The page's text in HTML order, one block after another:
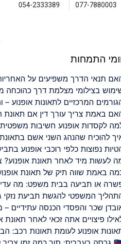
077-7880003
054-2333389
התמחות
תנאי הדרך משפיעים על
בצילומי מצלמת דרך כהוכחה
המרכזיים לתאונות אופנוע
באמת צריך עורך דין אם תאונת
לקסדות אופנוע חשיבות משפטית
להוכיח שהנהג השני אשם בתאונת
נפוצות כלפי רוכבי אופנוע
לעשות מיד לאחר תאונת
באמת שווה תיק של תאונת
או תביעה בבית משפט: מה עדיף
המשפטי להגשת תביעת נזקי
שכר והפסדי הכנסה עתידיים
פיצויים אתה זכאי לאחר תאונת
אופנוע לעומת תאונות רכב: